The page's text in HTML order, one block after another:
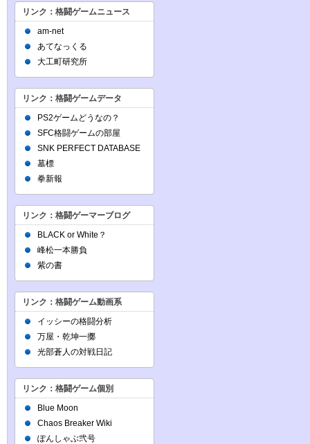
リンク：格闘ゲームニュース
am-net
あてなっくる
大工町研究所
リンク：格闘ゲームデータ
PS2ゲームどうなの？
SFC格闘ゲームの部屋
SNK PERFECT DATABASE
墓標
拳新報
リンク：格闘ゲーマーブログ
BLACK or White？
峰松一本勝負
紫の書
リンク：格闘ゲーム動画系
イッシーの格闘分析
万屋・乾坤一擲
光部蒼人の対戦日記
リンク：格闘ゲーム個別
Blue Moon
Chaos Breaker Wiki
ぽんしゃぶ弐号